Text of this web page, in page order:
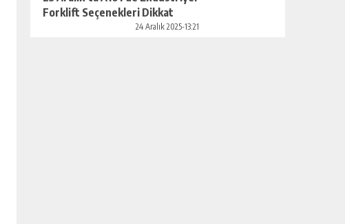
Forklift Seçenekleri Dikkat
24 Aralık 2025-13:21